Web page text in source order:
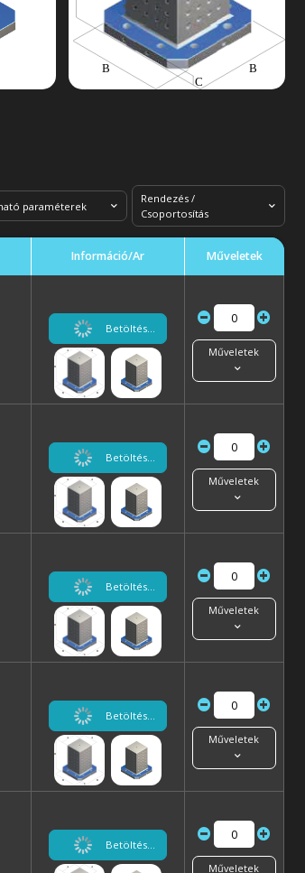
paraméterek
Rendezés /
Csoportosítás
Információ/Ár Műveletek
Betöltés...
Műveletek
Betöltés...
Műveletek
Betöltés...
Műveletek
Betöltés...
Műveletek
Betöltés...
Műveletek